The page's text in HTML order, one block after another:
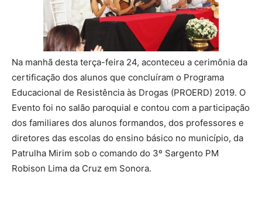
Na manhã desta terça-feira 24, aconteceu a cerimônia da
certificação dos alunos que concluíram o Programa
Educacional de Resistência às Drogas (PROERD) 2019. O
Evento foi no salão paroquial e contou com a participação
dos familiares dos alunos formandos, dos professores e
diretores das escolas do ensino básico no município, da
Patrulha Mirim sob o comando do 3º Sargento PM
Robison Lima da Cruz em Sonora.